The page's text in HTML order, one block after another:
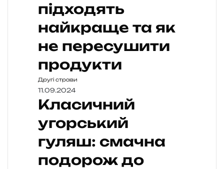
підходять
найкраще та як
не пересушити
продукти
Другі страви
11.09.2024
Класичний
угорський
гуляш: смачна
подорож до